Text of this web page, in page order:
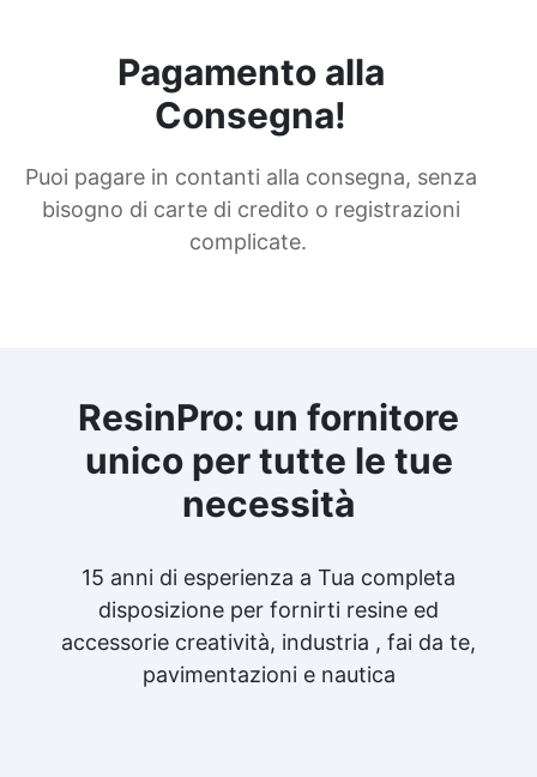
Pagamento alla
Consegna!
Puoi pagare in contanti alla consegna, senza
bisogno di carte di credito o registrazioni
complicate.
ResinPro: un fornitore
unico per tutte le tue
necessità
15 anni di esperienza a Tua completa
disposizione per fornirti resine ed
accessorie creatività, industria , fai da te,
pavimentazioni e nautica